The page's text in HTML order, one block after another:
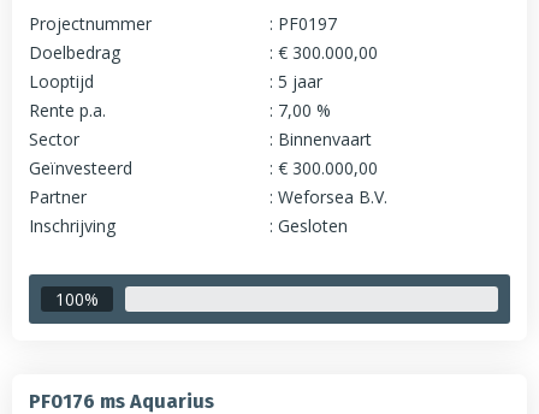
Projectnummer
PF0197
Doelbedrag
€ 300.000,00
Looptijd
5 jaar
Rente p.a.
7,00 %
Sector
Binnenvaart
Geïnvesteerd
€ 300.000,00
Partner
Weforsea B.V.
Inschrijving
Gesloten
100%
PF0176 ms Aquarius